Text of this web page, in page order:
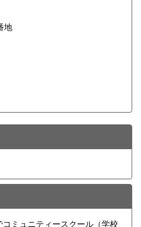
地
ミュニティースクール（学校